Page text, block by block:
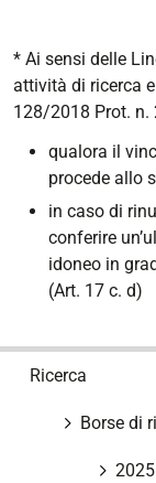
* Ai sensi delle
attività di ricerca
128/2018 Prot.
qualora il
procede allo
in caso di
conferire
idoneo in
(Art. 17 c. d)
Ricerca
Borse di
2025